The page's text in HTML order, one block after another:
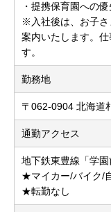
・提携保育園への
※入社後は、お子さ
案内いたします。
す。
勤務地
〒062-0904 北海道
通勤アクセス
地下鉄東豊線「学
★マイカー/バイク/
★転勤なし